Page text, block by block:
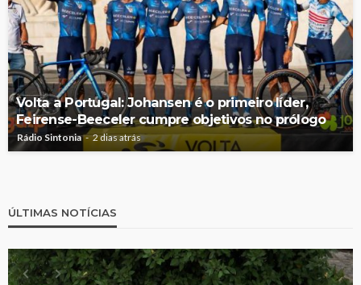
Volta a Portugal: Johansen é o primeiro líder,
Feirense-Beeceler cumpre objetivos no prólogo
Rádio Sintonia 2 dias atrás
ÚLTIMAS NOTÍCIAS